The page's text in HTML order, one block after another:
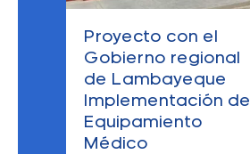
Proyecto con el
Gobierno regional
de Lambayeque
Implementación de
Equipamiento
Médico